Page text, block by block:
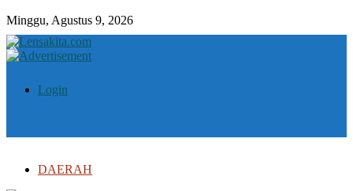
Minggu, Agustus 9, 2026
Login
DAERAH